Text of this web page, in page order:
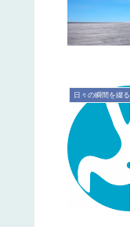
日々の瞬間を綴る